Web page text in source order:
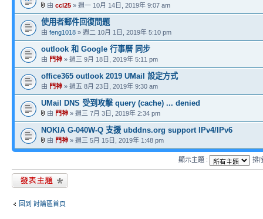
由 ccl25 » 週一 10月 14日, 2019年 9:07 am
使用者郵件回復問題
由 feng1018 » 週二 10月 1日, 2019年 5:10 pm
outlook 和 Google 行事曆 同步
由 門神 » 週三 9月 18日, 2019年 5:11 pm
office365 outlook 2019 UMail 設定方式
由 門神 » 週五 8月 23日, 2019年 9:30 am
UMail DNS 受到攻擊 query (cache) ... denied
由 門神 » 週三 7月 3日, 2019年 2:34 pm
NOKIA G-040W-Q 支援 ubddns.org support IPv4/IPv6
由 門神 » 週三 5月 15日, 2019年 1:48 pm
顯示主題 : 排
發表新主題
回到 討論區首頁